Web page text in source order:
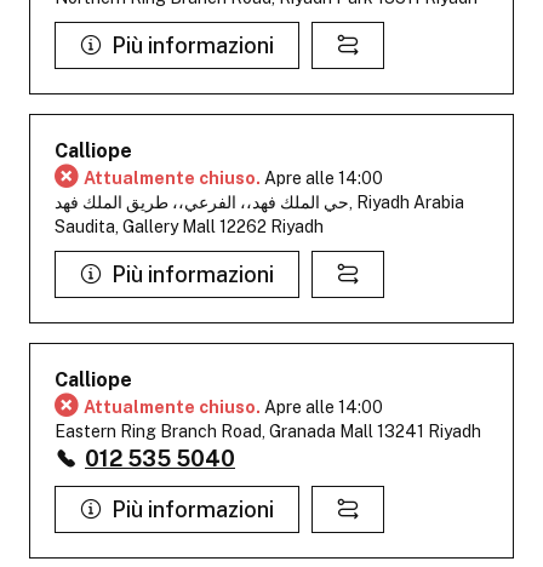
Più informazioni
Calliope
Attualmente chiuso. Apre alle 14:00
حي الملك فهد،، الفرعي،، طريق الملك فهد, Riyadh Arabia
Saudita, Gallery Mall 12262 Riyadh
Più informazioni
Calliope
Attualmente chiuso. Apre alle 14:00
Eastern Ring Branch Road, Granada Mall 13241 Riyadh
012 535 5040
Più informazioni